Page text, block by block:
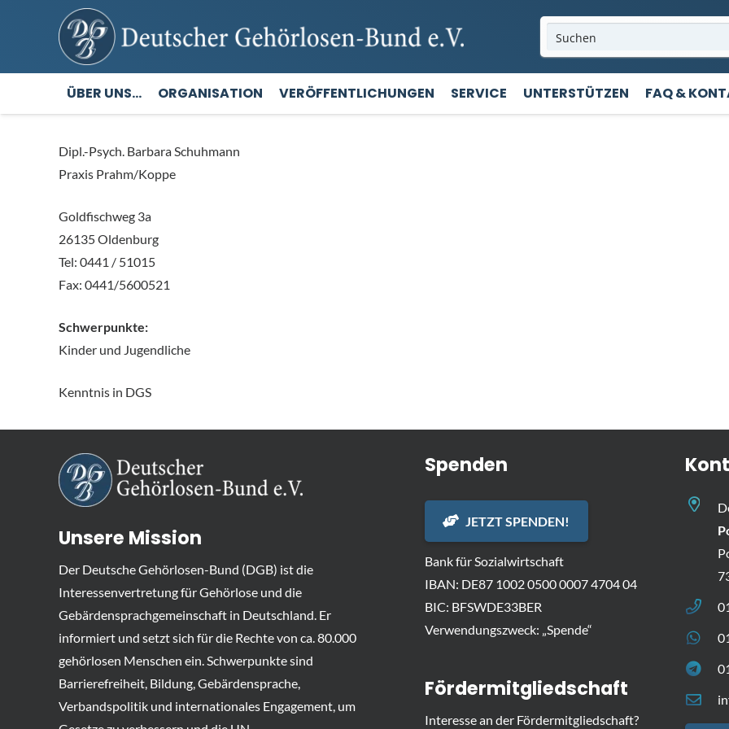
ÜBER UNS… ORGANISATION VERÖFFENTLICHUNGEN SERVICE UNTERSTÜTZEN FAQ &
Dipl.-Psych. Barbara Schuhmann
Praxis Prahm/Koppe
Goldfischweg 3a
26135 Oldenburg
Tel: 0441 / 51015
Fax: 0441/5600521
Schwerpunkte:
Kinder und Jugendliche
Kenntnis in DGS
Unsere Mission
Der Deutsche Gehörlosen-Bund (DGB) ist die
Interessenvertretung für Gehörlose und die
Gebärdensprachgemeinschaft in Deutschland. Er
informiert und setzt sich für die Rechte von ca. 80.000
gehörlosen Menschen ein. Schwerpunkte sind
Barrierefreiheit, Bildung, Gebärdensprache,
Verbandspolitik und internationales Engagement, um
Spenden
JETZT SPENDEN!
Bank für Sozialwirtschaft
IBAN: DE87 1002 0500 0007 4704 04
BIC: BFSWDE33BER
Verwendungszweck: „Spende“
Fördermitgliedschaft
Interesse an der Fördermitgliedschaft?